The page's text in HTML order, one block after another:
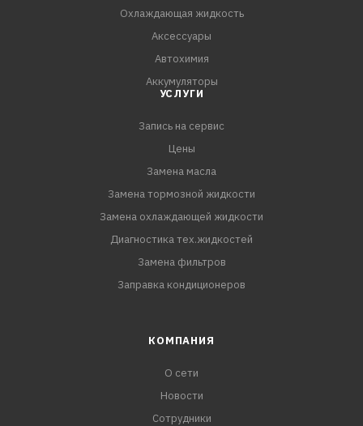
Охлаждающая жидкость
Аксессуары
Автохимия
Аккумуляторы
УСЛУГИ
Запись на сервис
Цены
Замена масла
Замена тормозной жидкости
Замена охлаждающей жидкости
Диагностика тех.жидкостей
Замена фильтров
Заправка кондиционеров
КОМПАНИЯ
О сети
Новости
Сотрудники